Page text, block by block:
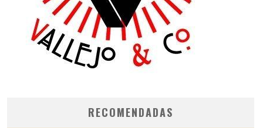
RECOMENDADAS